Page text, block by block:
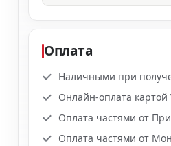
Оплата
Наличными при
Онлайн-оплата
Оплата частями от
Оплата частями от